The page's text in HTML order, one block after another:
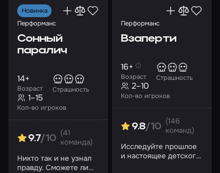
Новинка
Перформанс
Сонный
паралич
Возраст
14+
Страшность
Кол-во игроков
1–15
9.7/10
(41
команда)
Никто так и не узнал
правду. Сможете ли
Перформанс
Взаперти
Возраст
16+
Страшность
Кол-во игроков
2–10
9.8/10
(146
команд)
Исследуйте прошлое
и настоящее детского